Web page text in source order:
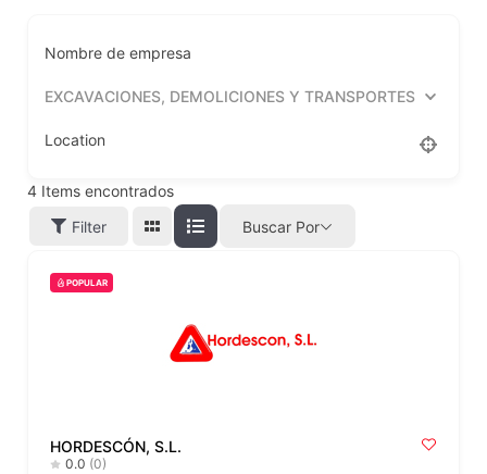
Nombre de empresa
EXCAVACIONES, DEMOLICIONES Y TRANSPORTES
Location
4 Items encontrados
Filter
Buscar Por
POPULAR
HORDESCÓN, S.L.
0.0 (0)